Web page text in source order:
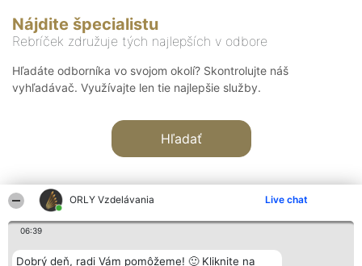
ORLY Vzdelávania Live chat
06:39
Dobrý deň, radi Vám pomôžeme! 🙂 Kliknite na
Nájdite špecialistu
Rebríček združuje tých najlepších v odbore
Hľadáte odborníka vo svojom okolí? Skontrolujte náš
vyhľadávač. Využívajte len tie najlepšie služby.
Hľadať
Organizátor hodnotenia Hodnotenie Kontakt